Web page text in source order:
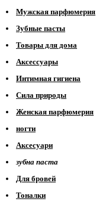
Мужская парфюмерия
Зубные пасты
Товары для дома
Аксессуары
Интимная гигиена
Сила природы
Женская парфюмерия
ногти
Аксесуари
зубна паста
Для бровей
Тоналки